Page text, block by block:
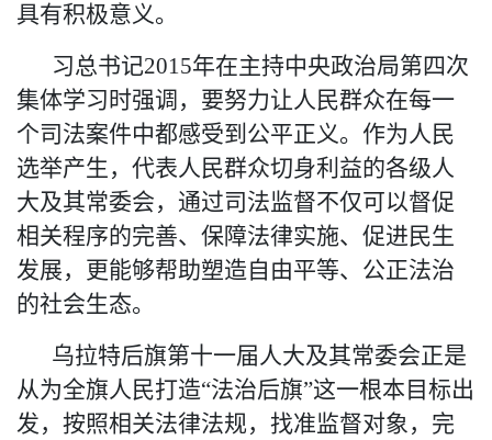
具有积极意义。
习总书记2015年在主持中央政治局第四次
集体学习时强调，要努力让人民群众在每一
个司法案件中都感受到公平正义。作为人民
选举产生 ， 代表人民群众切身利益的各级人
大及其常委会， 通过司法监督不仅可以督促
相关程序的完善、保障法律实施、促进民生
发展，更能够帮助塑造自由平等、公正法治
的社会生态。
乌拉特后旗第十一届人大及其常委会正是
从为全旗人民打造“法治后旗”这一根本目标出
发，按照相关法律法规， 找准监督对象，完